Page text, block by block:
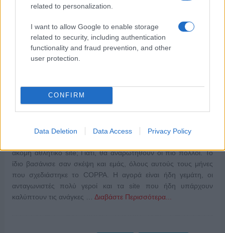
related to personalization.
I want to allow Google to enable storage
related to security, including authentication
functionality and fraud prevention, and other
user protection.
CONFIRM
Data Deletion Data Access Privacy Policy
ακόμη αθλητικό site; Γιατί, θα αναρωτηθούν οι πιο πολλοί. Το
ίδιο βασάνισε σαν σκέψη και εμάς, όλους αυτούς τους μήνες
που σχεδιάστηκε το COPPA. Η αγορά είναι ήδη γεμάτη, οι
ανταγωνιστές πολύ γεροί και τα site που ήδη υπάρχουν
καλύπτουν τις ανάγκες … Διαβάστε Περισσότερα...